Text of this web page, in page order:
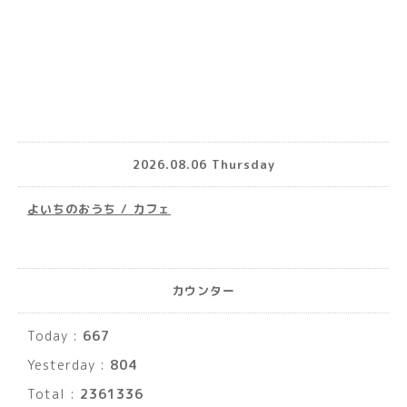
2026.08.06 Thursday
よいちのおうち / カフェ
カウンター
Today : 667
Yesterday : 804
Total : 2361336